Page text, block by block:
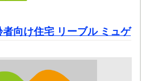
向け住宅 リーブル ミュゲ